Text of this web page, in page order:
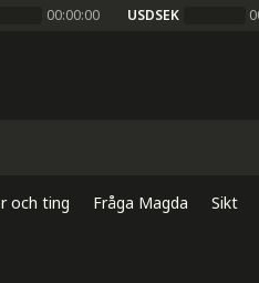
00:00:00 USDSEK
och ting Fråga Magda Sikt